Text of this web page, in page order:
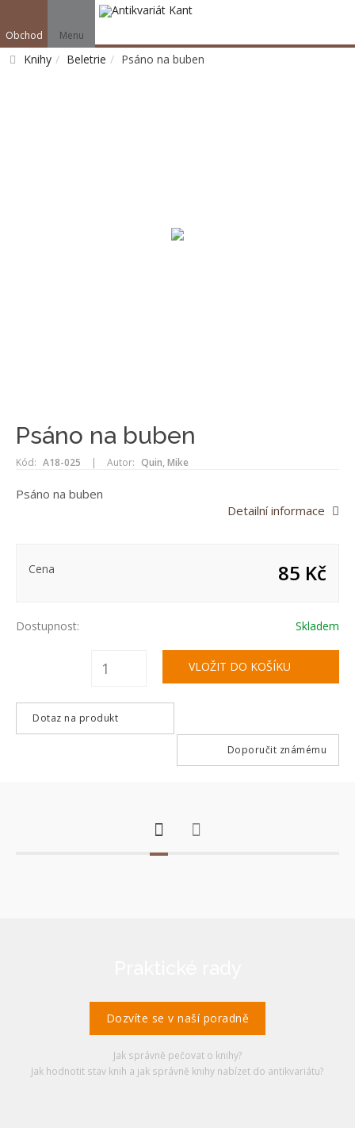
Obchod Menu
Knihy Beletrie Psáno na buben
Psáno na buben
Kód: A18-025 | Autor: Quin, Mike
Psáno na buben
Detailní informace
Cena 85 Kč
Dostupnost: Skladem
Dotaz na produkt
Doporučit známému
Dozvíte se v naší poradně
Jak správně pečovat o knihy?
Jak hodnotit stav knih a jak správně knihy nabízet do antikvariátu?